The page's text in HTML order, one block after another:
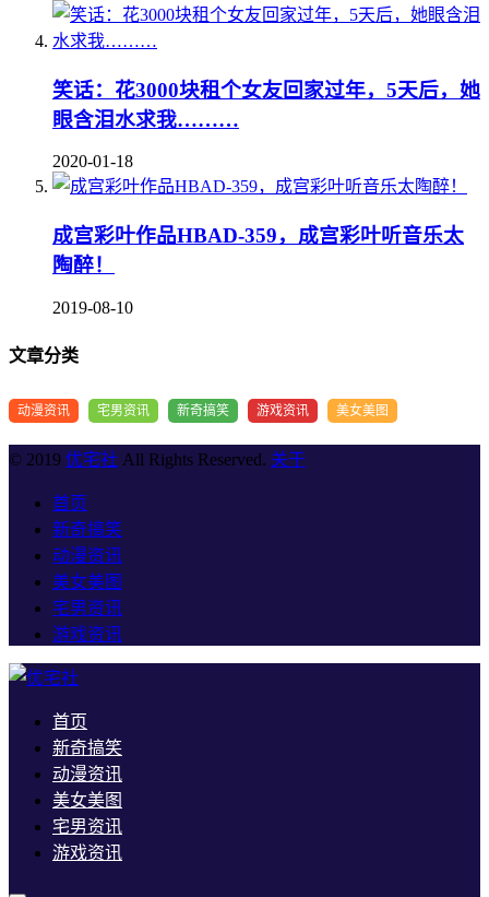
笑话：花3000块租个女友回家过年，5天后，她
眼含泪水求我………
2020-01-18
成宫彩叶作品HBAD-359，成宫彩叶听音乐太
陶醉！
2019-08-10
文章分类
动漫资讯 宅男资讯 新奇搞笑 游戏资讯 美女美图
© 2019 优宅社 All Rights Reserved. 关于
首页
新奇搞笑
动漫资讯
美女美图
宅男资讯
游戏资讯
首页
新奇搞笑
动漫资讯
美女美图
宅男资讯
游戏资讯